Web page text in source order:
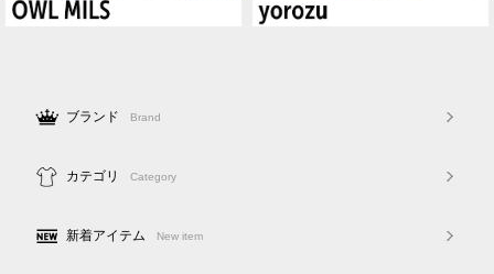
ブランド Brand
カテゴリ Category
新着アイテム New item